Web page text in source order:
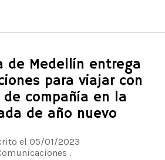
de Medellín entrega
para viajar con
compañía en la
de año nuevo
el 05/01/2023
.